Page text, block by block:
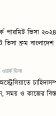
পারমিট ভিসা
ভিসা ফ্রম বাংলাদেশ
,ওয়ার্ক ভিসা
সময় ও কাজের